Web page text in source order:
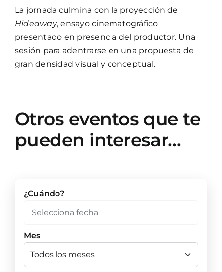
La jornada culmina con la proyección de
Hideaway, ensayo cinematográfico
presentado en presencia del productor. Una
sesión para adentrarse en una propuesta de
gran densidad visual y conceptual.
Otros eventos que te
pueden interesar…
¿Cuándo?
Mes